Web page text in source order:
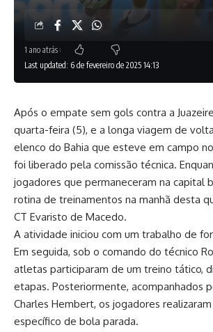
Last updated: 6 de fevereiro de 2025 14:13
1 ano atrás
Após o empate sem gols contra a
quarta-feira (5), e a longa viagem de
elenco do Bahia que esteve em campo
foi liberado pela comissão técnica.
jogadores que permaneceram na capital
rotina de treinamentos na manhã desta
CT Evaristo de Macedo.
A atividade iniciou com um trabalho de
Em seguida, sob o comando do técnico
atletas participaram de um treino tático,
etapas. Posteriormente, acompanhados
Charles Hembert, os jogadores
específico de bola parada.